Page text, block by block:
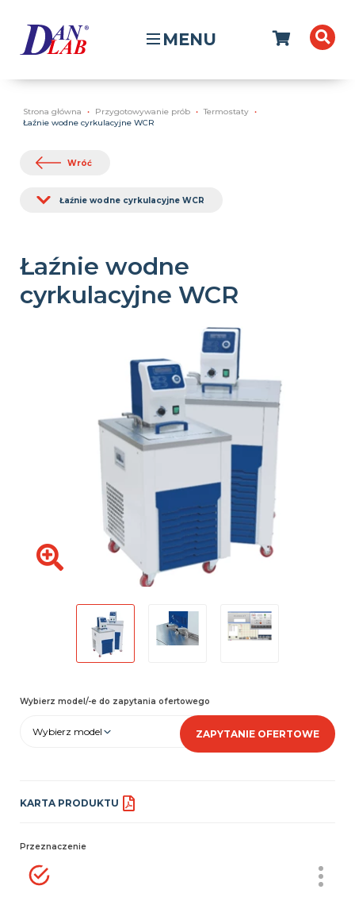
MENU
Strona główna Przygotowywanie prób
Termostaty
Łaźnie wodne cyrkulacyjne WCR
Wróć
Łaźnie wodne cyrkulacyjne WCR
Łaźnie wodne
cyrkulacyjne WCR
Wybierz model/-e do zapytania ofertowego
Wybierz model ZAPYTANIE OFERTOWE
KARTA PRODUKTU
Przeznaczenie